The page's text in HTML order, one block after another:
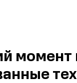
момент